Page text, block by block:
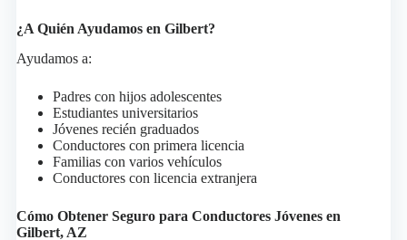
¿A Quién Ayudamos en Gilbert?
Ayudamos a:
Padres con hijos adolescentes
Estudiantes universitarios
Jóvenes recién graduados
Conductores con primera licencia
Familias con varios vehículos
Conductores con licencia extranjera
Cómo Obtener Seguro para Conductores Jóvenes en
Gilbert, AZ